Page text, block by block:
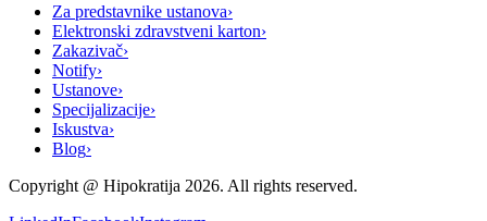
Za predstavnike ustanova›
Elektronski zdravstveni karton›
Zakazivač›
Notify›
Ustanove›
Specijalizacije›
Iskustva›
Blog›
Copyright @ Hipokratija 2026. All rights reserved.